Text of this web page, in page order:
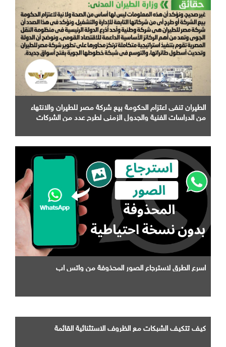
الطيران تنفى اعتزام الحكومة بيع شركة مصر للطيران والانتهاء
من الدراسات الفنية والجدول الزمني لطرح عدد من الشركات
اسرع الطرق لاسترجاع الصور المحذوفة من واتس اب
كيف تتكيف الشبكات مع الظروف الاستثنائية القائمة